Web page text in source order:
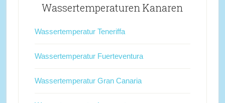
Wassertemperaturen Kanaren
Wassertemperatur Teneriffa
Wassertemperatur Fuerteventura
Wassertemperatur Gran Canaria